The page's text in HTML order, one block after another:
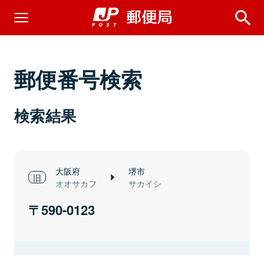
郵便番号検索
検索結果
大阪府
オオサカフ
堺市
サカイシ
590-0123